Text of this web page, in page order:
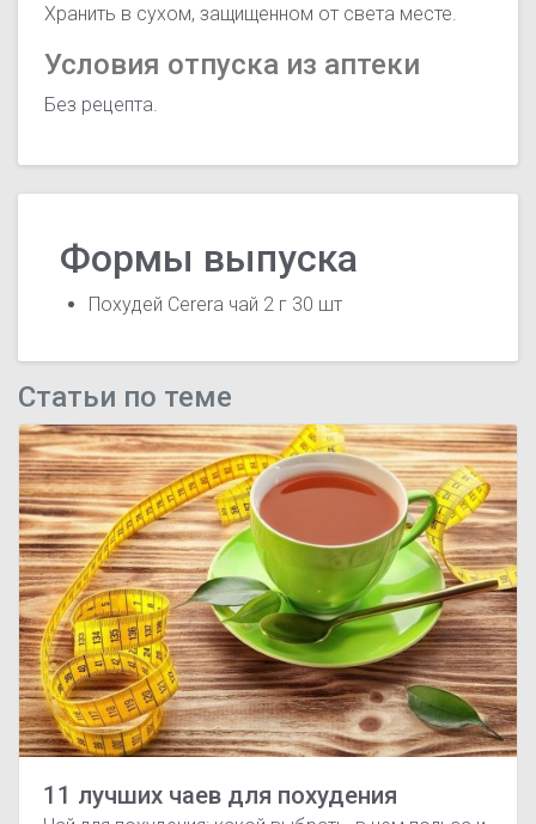
Хранить в сухом, защищенном от света месте.
Условия отпуска из аптеки
Без рецепта.
Формы выпуска
Похудей Cerera чай 2 г 30 шт
Статьи по теме
11 лучших чаев для похудения